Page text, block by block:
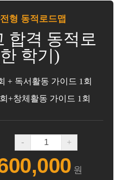
형 동적로드맵
합격 동적로
학기)
+ 독서활동 가이드 1회
+창체활동 가이드 1회
- +
원